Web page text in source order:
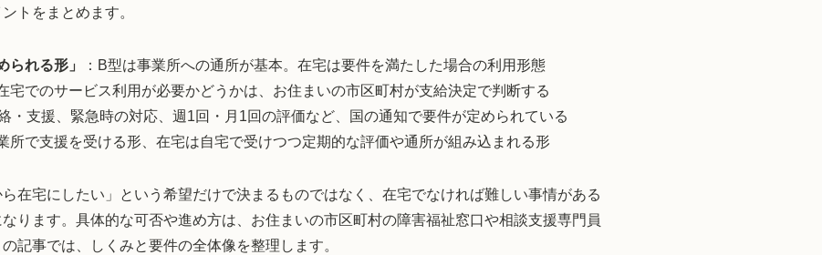
トをまとめます。
られる形」
：B型は事業所への通所が基本。在宅は要件を満たした場合の利用形態
宅でのサービス利用が必要かどうかは、お住まいの市区町村が支給決定で判断する
・支援、緊急時の対応、週1回・月1回の評価など、国の通知で要件が定められている
所で支援を受ける形、在宅は自宅で受けつつ定期的な評価や通所が組み込まれる形
在宅にしたい」という希望だけで決まるものではなく、在宅でなければ難しい事情がある
ります。具体的な可否や進め方は、お住まいの市区町村の障害福祉窓口や相談支援専門員
記事では、しくみと要件の全体像を整理します。